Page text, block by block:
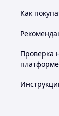
Как
Проверка